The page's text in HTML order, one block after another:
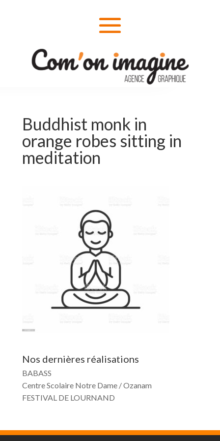
Buddhist monk in
orange robes sitting in
meditation
Nos dernières réalisations
BABASS
Centre Scolaire Notre Dame / Ozanam
FESTIVAL DE LOURNAND